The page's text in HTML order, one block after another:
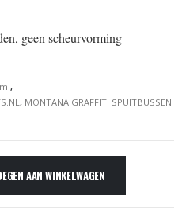
geen scheurvorming
,
, MONTANA GRAFFITI SPUITBUSSEN
AAN WINKELWAGEN